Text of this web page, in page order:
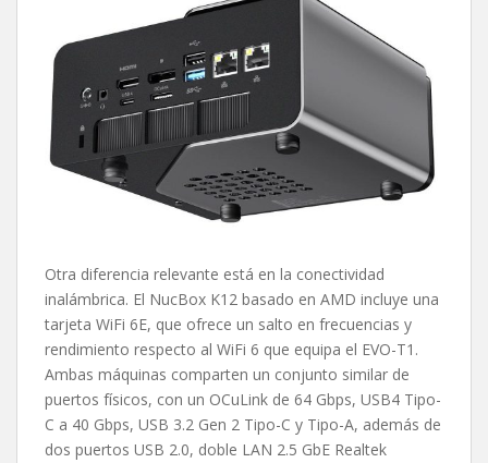
Otra diferencia relevante está en la conectividad
inalámbrica. El NucBox K12 basado en AMD incluye una
tarjeta WiFi 6E, que ofrece un salto en frecuencias y
rendimiento respecto al WiFi 6 que equipa el EVO-T1.
Ambas máquinas comparten un conjunto similar de
puertos físicos, con un OCuLink de 64 Gbps, USB4 Tipo-
C a 40 Gbps, USB 3.2 Gen 2 Tipo-C y Tipo-A, además de
dos puertos USB 2.0, doble LAN 2.5 GbE Realtek